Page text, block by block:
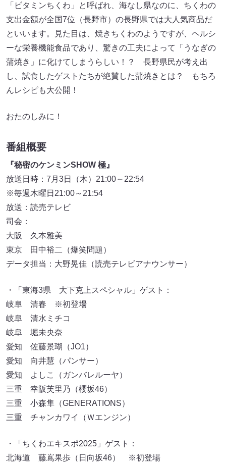
「ビタミンちくわ」と呼ばれ、海なし県なのに、ちくわの
支出金額が全国7位（長野市）の長野県では大人気商品だ
といいます。見た目は、焼きちくわのようですが、ヘルシ
ーな栄養機能食品であり、驚きの工夫によって「うなぎの
蒲焼き」に化けてしまうらしい！？ 長野県民が考え出
し、試食したゲストたちが絶賛した蒲焼きとは？ もちろ
んレシピも大公開！
おたのしみに！
番組概要
『秘密のケンミンSHOW 極』
放送日時：7月3日（木）21:00～22:54
※毎週木曜日21:00～21:54
放送：読売テレビ
司会：
大阪 久本雅美
東京 田中裕二（爆笑問題）
データ担当：大野晃佳（読売テレビアナウンサー）
・「東海3県 大下克上スペシャル」ゲスト：
岐阜 清春 ※初登場
岐阜 清水ミチコ
岐阜 堀未央奈
愛知 佐藤景瑚（JO1）
愛知 向井慧（パンサー）
愛知 よしこ（ガンバレルーヤ）
三重 幸阪芙里乃（櫻坂46）
三重 小森隼（GENERATIONS）
三重 チャンカワイ（Ｗエンジン）
・「ちくわエキスポ2025」ゲスト：
北海道 藤嶌果歩（日向坂46） ※初登場